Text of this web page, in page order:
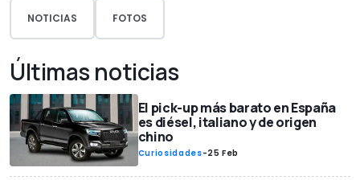
NOTICIAS FOTOS
Últimas noticias
El pick-up más barato en España
es diésel, italiano y de origen
chino
Curiosidades-25 Feb